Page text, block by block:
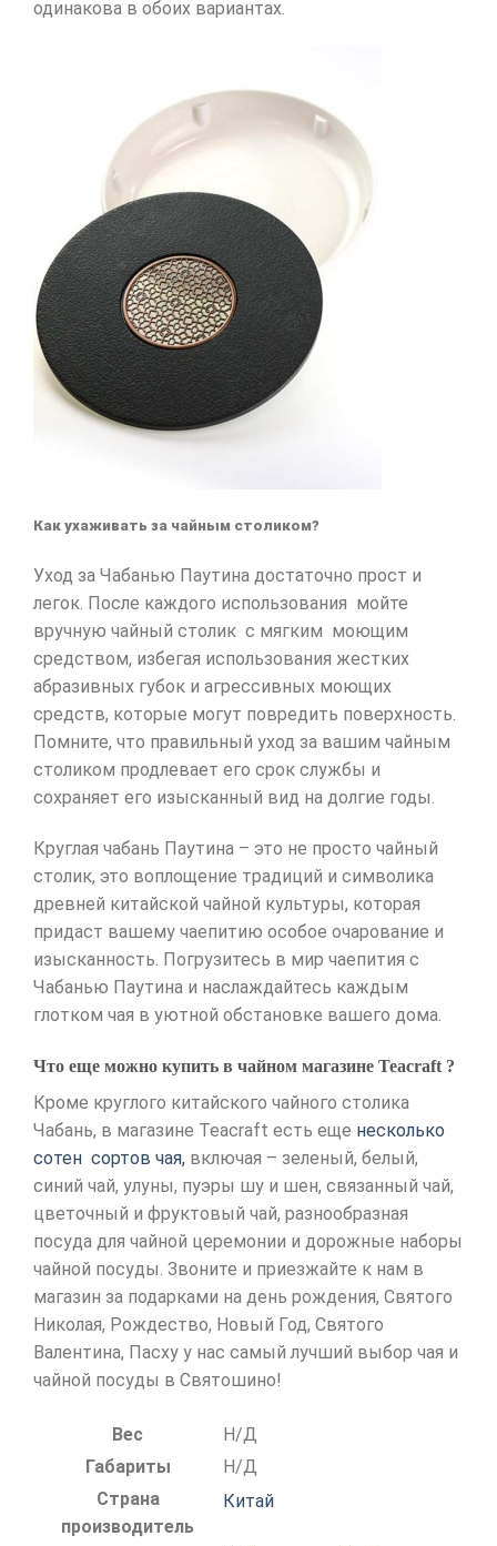
одинакова в обоих вариантах.
Как ухаживать за чайным столиком?
Уход за Чабанью Паутина достаточно прост и
легок. После каждого использования мойте
вручную чайный столик с мягким моющим
средством, избегая использования жестких
абразивных губок и агрессивных моющих
средств, которые могут повредить поверхность.
Помните, что правильный уход за вашим чайным
столиком продлевает его срок службы и
сохраняет его изысканный вид на долгие годы.
Круглая чабань Паутина – это не просто чайный
столик, это воплощение традиций и символика
древней китайской чайной культуры, которая
придаст вашему чаепитию особое очарование и
изысканность. Погрузитесь в мир чаепития с
Чабанью Паутина и наслаждайтесь каждым
глотком чая в уютной обстановке вашего дома.
Что еще можно купить в чайном магазине Teacraft ?
Кроме круглого китайского чайного столика
Чабань, в магазине Teacraft есть еще несколько
сотен сортов чая, включая – зеленый, белый,
синий чай, улуны, пуэры шу и шен, связанный чай,
цветочный и фруктовый чай, разнообразная
посуда для чайной церемонии и дорожные наборы
чайной посуды. Звоните и приезжайте к нам в
магазин за подарками на день рождения, Святого
Николая, Рождество, Новый Год, Святого
Валентина, Пасху у нас самый лучший выбор чая и
чайной посуды в Святошино!
Вес
Н/Д
Габариты
Н/Д
Страна
производитель
Китай